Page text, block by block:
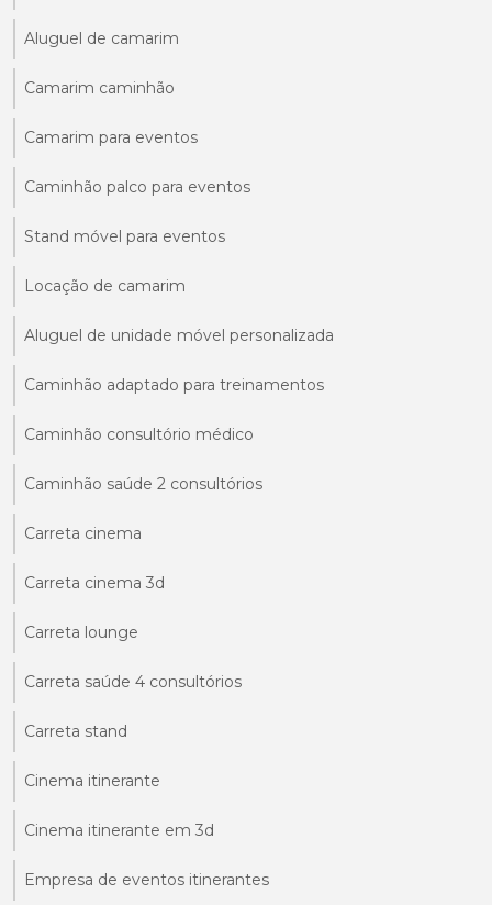
Aluguel de camarim
Camarim caminhão
Camarim para eventos
Caminhão palco para eventos
Stand móvel para eventos
Locação de camarim
Aluguel de unidade móvel personalizada
Caminhão adaptado para treinamentos
Caminhão consultório médico
Caminhão saúde 2 consultórios
Carreta cinema
Carreta cinema 3d
Carreta lounge
Carreta saúde 4 consultórios
Carreta stand
Cinema itinerante
Cinema itinerante em 3d
Empresa de eventos itinerantes